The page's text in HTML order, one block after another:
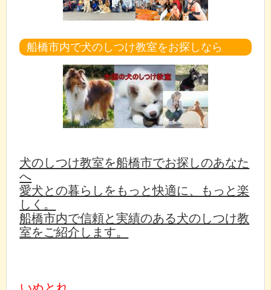
船橋市内で犬のしつけ教室をお探しなら
犬のしつけ教室を船橋市でお探しのあなた
へ
愛犬との暮らしをもっと快適に、もっと楽
しく。
船橋市内で信頼と実績のある犬のしつけ教
室をご紹介します。
いぬとれ